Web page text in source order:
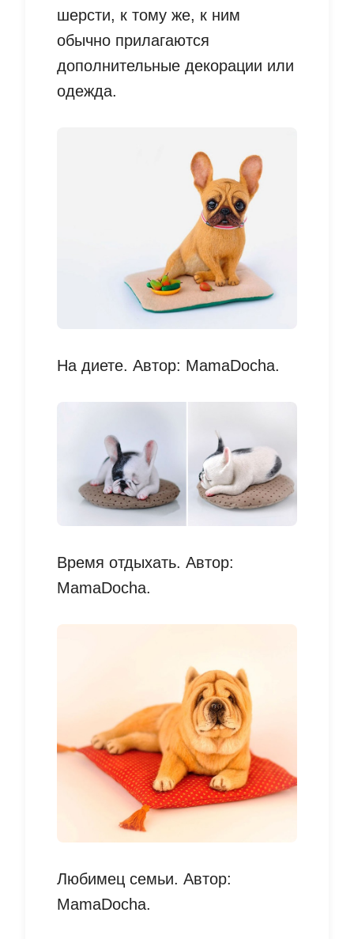
шерсти, к тому же, к ним
обычно прилагаются
дополнительные декорации или
одежда.
На диете. Автор: MamaDocha.
Время отдыхать. Автор:
MamaDocha.
Любимец семьи. Автор:
MamaDocha.